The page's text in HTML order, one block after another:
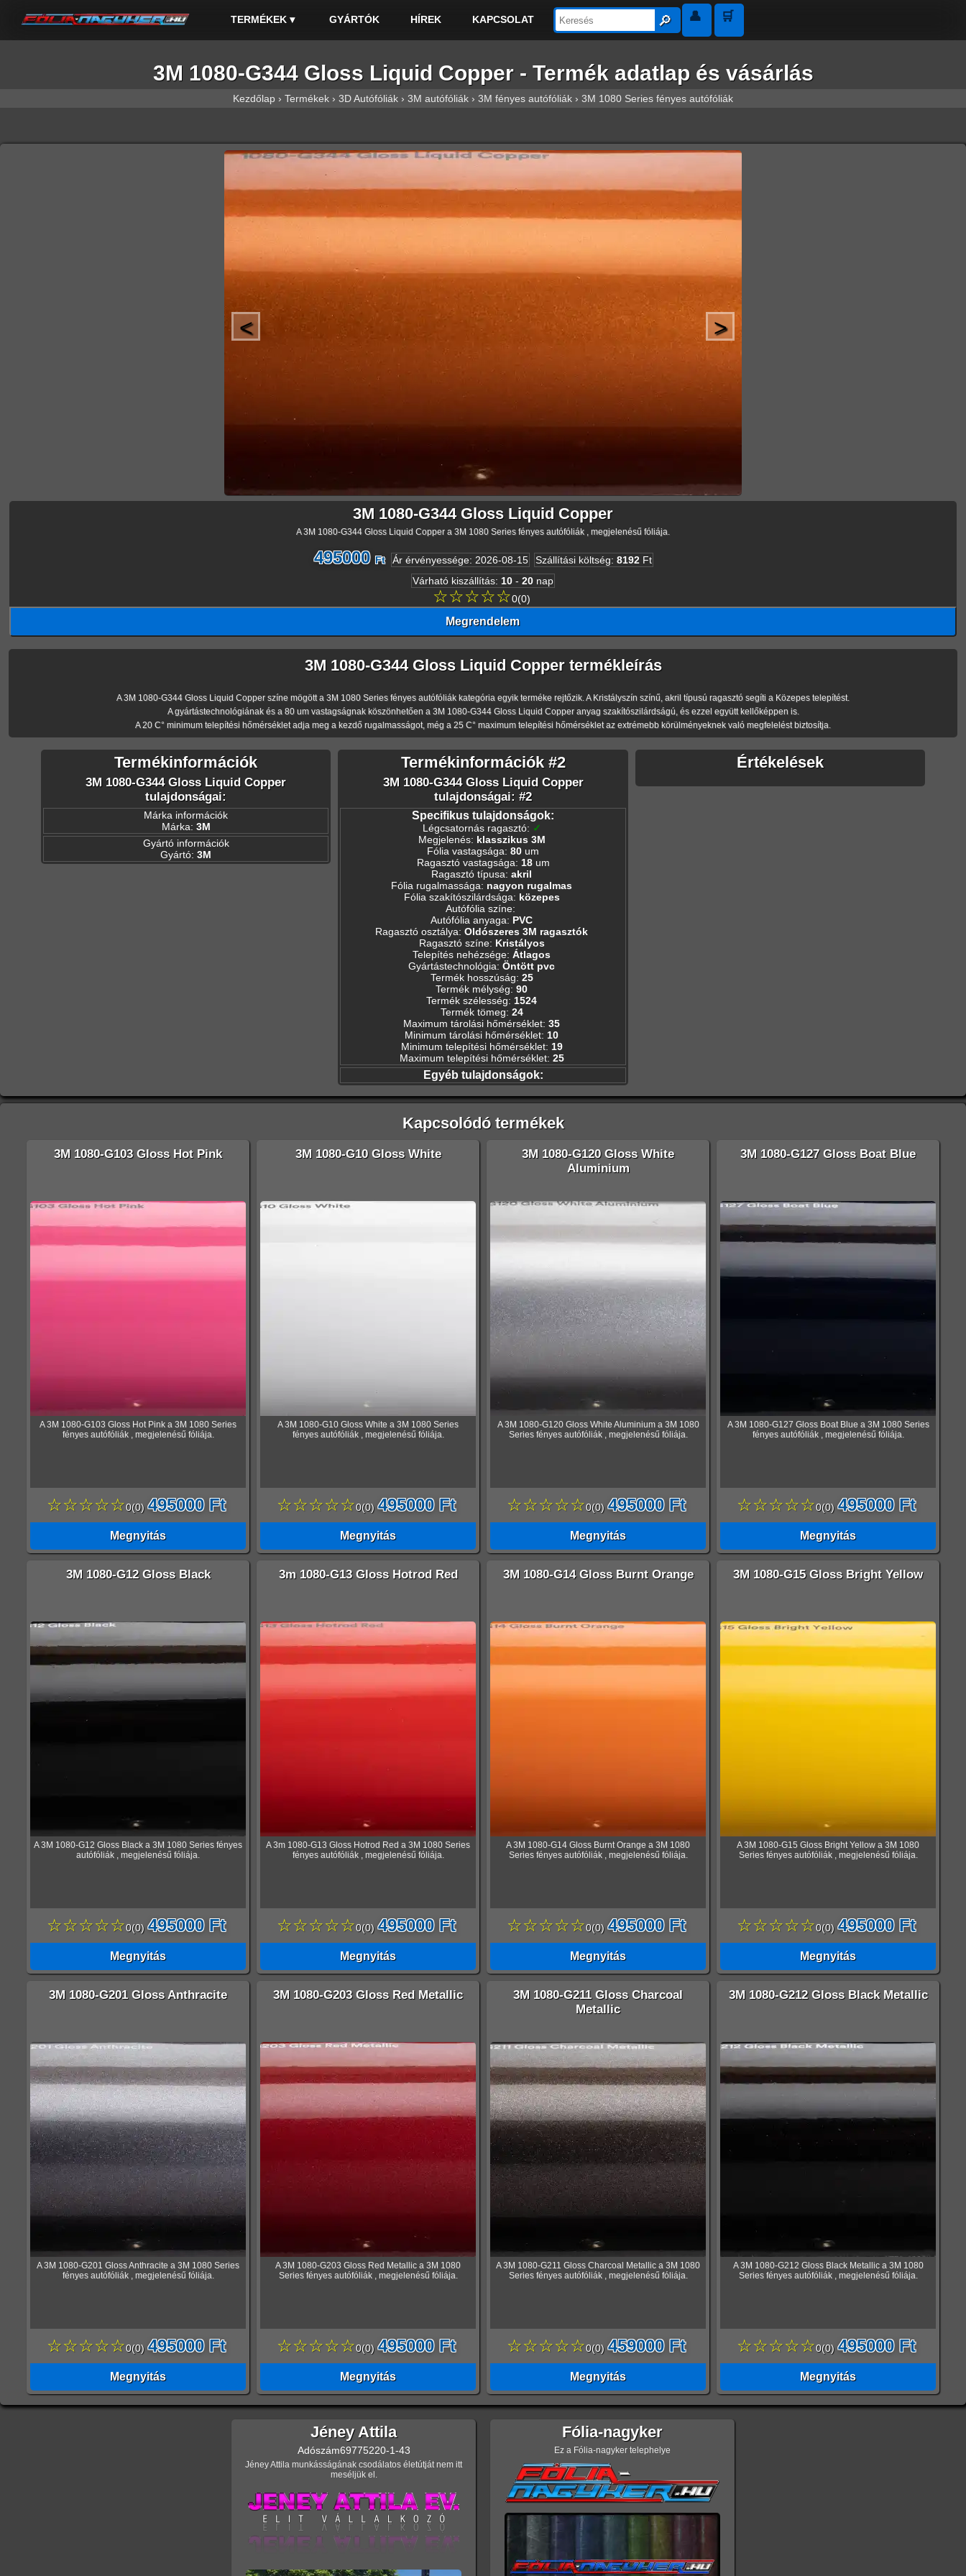
TERMÉKEK ▾ GYÁRTÓK HÍREK KAPCSOLAT 🔎︎ 👤 🛒
3M 1080-G344 Gloss Liquid Copper - Termék adatlap és vásárlás
Kezdőlap › Termékek › 3D Autófóliák › 3M autófóliák › 3M fényes autófóliák › 3M 1080 Series fényes autófóliák
< >
3M 1080-G344 Gloss Liquid Copper
A 3M 1080-G344 Gloss Liquid Copper a 3M 1080 Series fényes autófóliák , megjelenésű fóliája.
495000 Ft Ár érvényessége: 2026-08-15 Szállítási költség: 8192 Ft
Várható kiszállítás: 10- 20 nap
☆☆☆☆☆0(0)
Megrendelem
3M 1080-G344 Gloss Liquid Copper termékleírás
A 3M 1080-G344 Gloss Liquid Copper színe mögött a 3M 1080 Series fényes autófóliák kategória egyik terméke rejtőzik. A Kristályszín színű, akril típusú ragasztó segíti a Közepes telepítést.
A gyártástechnológiának és a 80 um vastagságnak köszönhetően a 3M 1080-G344 Gloss Liquid Copper anyag szakítószilárdságú, és ezzel együtt kellőképpen is.
A 20 C° minimum telepítési hőmérséklet adja meg a kezdő rugalmasságot, még a 25 C° maximum telepítési hőmérséklet az extrémebb körülményeknek való megfelelést biztosítja.
Termékinformációk
3M 1080-G344 Gloss Liquid Copper
tulajdonságai:
Márka információk
Márka: 3M
Gyártó információk
Gyártó: 3M
Termékinformációk #2
3M 1080-G344 Gloss Liquid Copper
tulajdonságai: #2
Specifikus tulajdonságok:
Légcsatornás ragasztó: ✓
Megjelenés: klasszikus 3M
Fólia vastagsága: 80 um
Ragasztó vastagsága: 18 um
Ragasztó típusa: akril
Fólia rugalmassága: nagyon rugalmas
Fólia szakítószilárdsága: közepes
Autófólia színe:
Autófólia anyaga: PVC
Ragasztó osztálya: Oldószeres 3M ragasztók
Ragasztó színe: Kristályos
Telepítés nehézsége: Átlagos
Gyártástechnológia: Öntött pvc
Termék hosszúság: 25
Termék mélység: 90
Termék szélesség: 1524
Termék tömeg: 24
Maximum tárolási hőmérséklet: 35
Minimum tárolási hőmérséklet: 10
Minimum telepítési hőmérséklet: 19
Maximum telepítési hőmérséklet: 25
Egyéb tulajdonságok:
Értékelések
Kapcsolódó termékek
3M 1080-G103 Gloss Hot Pink
A 3M 1080-G103 Gloss Hot Pink a 3M 1080 Series
fényes autófóliák , megjelenésű fóliája.
☆☆☆☆☆0(0) 495000 Ft
Megnyitás
3M 1080-G10 Gloss White
A 3M 1080-G10 Gloss White a 3M 1080 Series
fényes autófóliák , megjelenésű fóliája.
☆☆☆☆☆0(0) 495000 Ft
Megnyitás
3M 1080-G120 Gloss White
Aluminium
A 3M 1080-G120 Gloss White Aluminium a 3M 1080
Series fényes autófóliák , megjelenésű fóliája.
☆☆☆☆☆0(0) 495000 Ft
Megnyitás
3M 1080-G127 Gloss Boat Blue
A 3M 1080-G127 Gloss Boat Blue a 3M 1080 Series
fényes autófóliák , megjelenésű fóliája.
☆☆☆☆☆0(0) 495000 Ft
Megnyitás
3M 1080-G12 Gloss Black
A 3M 1080-G12 Gloss Black a 3M 1080 Series fényes
autófóliák , megjelenésű fóliája.
☆☆☆☆☆0(0) 495000 Ft
Megnyitás
3m 1080-G13 Gloss Hotrod Red
A 3m 1080-G13 Gloss Hotrod Red a 3M 1080 Series
fényes autófóliák , megjelenésű fóliája.
☆☆☆☆☆0(0) 495000 Ft
Megnyitás
3M 1080-G14 Gloss Burnt Orange
A 3M 1080-G14 Gloss Burnt Orange a 3M 1080
Series fényes autófóliák , megjelenésű fóliája.
☆☆☆☆☆0(0) 495000 Ft
Megnyitás
3M 1080-G15 Gloss Bright Yellow
A 3M 1080-G15 Gloss Bright Yellow a 3M 1080
Series fényes autófóliák , megjelenésű fóliája.
☆☆☆☆☆0(0) 495000 Ft
Megnyitás
3M 1080-G201 Gloss Anthracite
A 3M 1080-G201 Gloss Anthracite a 3M 1080 Series
fényes autófóliák , megjelenésű fóliája.
☆☆☆☆☆0(0) 495000 Ft
Megnyitás
3M 1080-G203 Gloss Red Metallic
A 3M 1080-G203 Gloss Red Metallic a 3M 1080
Series fényes autófóliák , megjelenésű fóliája.
☆☆☆☆☆0(0) 495000 Ft
Megnyitás
3M 1080-G211 Gloss Charcoal
Metallic
A 3M 1080-G211 Gloss Charcoal Metallic a 3M 1080
Series fényes autófóliák , megjelenésű fóliája.
☆☆☆☆☆0(0) 459000 Ft
Megnyitás
3M 1080-G212 Gloss Black Metallic
A 3M 1080-G212 Gloss Black Metallic a 3M 1080
Series fényes autófóliák , megjelenésű fóliája.
☆☆☆☆☆0(0) 495000 Ft
Megnyitás
Jéney Attila
Adószám69775220-1-43
Jéney Attila munkásságának csodálatos életútját nem itt
meséljük el.
Fólia-nagyker
Ez a Fólia-nagyker telephelye